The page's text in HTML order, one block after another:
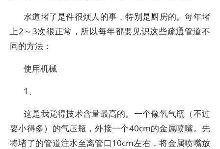
水道堵了是件很烦人的事，特别是厨房的。每年堵
上2～3次很正常，所以每年都要见识这些疏通管道不
同的方法：
使用机械
1、
这是我觉得技术含量最高的。一个像氧气瓶（不过
要小得多）的气压瓶，外接一个40cm的金属喷嘴。先
将堵了的管道注水至离管口10cm左右，将金属喷嘴放